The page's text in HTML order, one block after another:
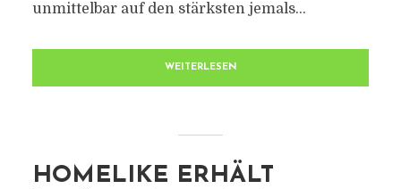
unmittelbar auf den stärksten jemals...
WEITERLESEN
HOMELIKE ERHÄLT